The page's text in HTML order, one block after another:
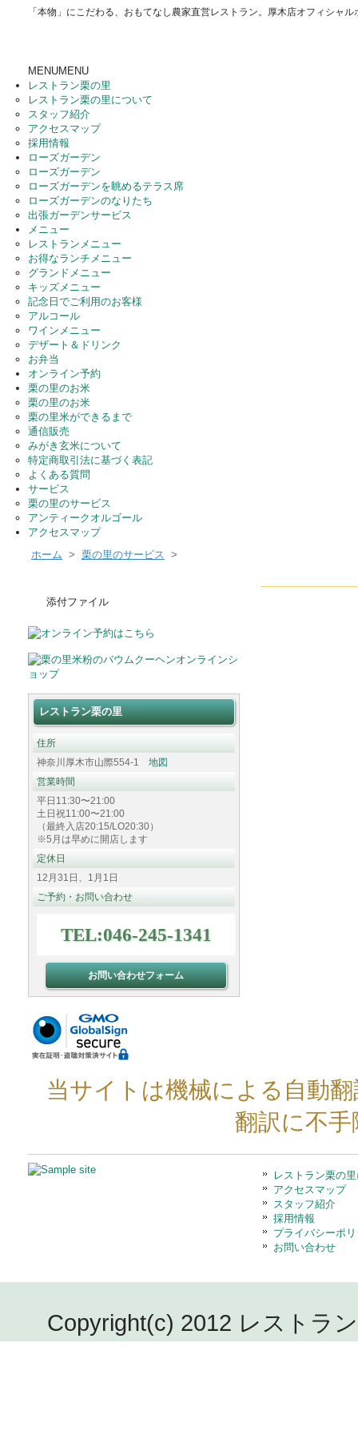
「本物」にこだわる、おもてなし農家直営レストラン。厚木店オフィシャル
MENUMENU
レストラン栗の里
レストラン栗の里について
スタッフ紹介
アクセスマップ
採用情報
ローズガーデン
ローズガーデン
ローズガーデンを眺めるテラス席
ローズガーデンのなりたち
出張ガーデンサービス
メニュー
レストランメニュー
お得なランチメニュー
グランドメニュー
キッズメニュー
記念日でご利用のお客様
アルコール
ワインメニュー
デザート＆ドリンク
お弁当
オンライン予約
栗の里のお米
栗の里のお米
栗の里米ができるまで
通信販売
みがき玄米について
特定商取引法に基づく表記
よくある質問
サービス
栗の里のサービス
アンティークオルゴール
アクセスマップ
ホーム > 栗の里のサービス >
添付ファイル
レストラン栗の里
住所
神奈川厚木市山際554-1 地図
営業時間
平日11:30〜21:00
土日祝11:00〜21:00
（最終入店20:15/LO20:30）
※5月は早めに開店します
定休日
12月31日、1月1日
ご予約・お問い合わせ
TEL:046-245-1341
お問い合わせフォーム
当サイトは機械による自動
翻訳に不
レストラン栗の
アクセスマップ
スタッフ紹介
採用情報
プライバシーポ
お問い合わせ
Copyright(c) 2012 レストラ